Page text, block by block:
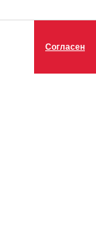
Согласен